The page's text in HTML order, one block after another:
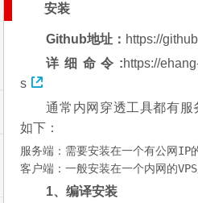
安装
Github地址： https://
详细命令:https://
s
通常内网穿透工具都有
如下：
服务端：需要安装在一个有公网
1、编译安装